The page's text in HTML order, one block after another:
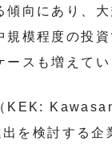
傾向にあり、大
規模程度の投
ースも増えてい
KEK:
を検討する企